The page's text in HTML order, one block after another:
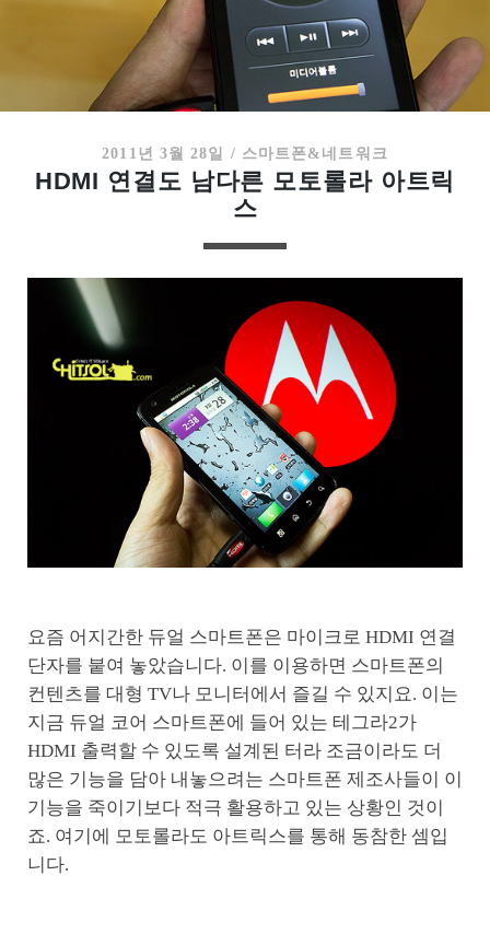
2011년 3월 28일 / 스마트폰&네트워크
HDMI 연결도 남다른 모토롤라 아트릭
스
요즘 어지간한 듀얼 스마트폰은 마이크로 HDMI 연결
단자를 붙여 놓았습니다. 이를 이용하면 스마트폰의
컨텐츠를 대형 TV나 모니터에서 즐길 수 있지요. 이는
지금 듀얼 코어 스마트폰에 들어 있는 테그라2가
HDMI 출력할 수 있도록 설계된 터라 조금이라도 더
많은 기능을 담아 내놓으려는 스마트폰 제조사들이 이
기능을 죽이기보다 적극 활용하고 있는 상황인 것이
죠. 여기에 모토롤라도 아트릭스를 통해 동참한 셈입
니다.